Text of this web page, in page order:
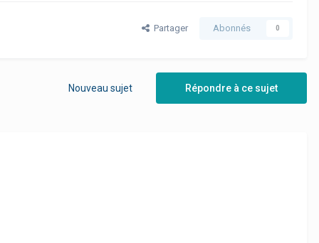
Partager Abonnés 0
Répondre à ce sujet
Nouveau sujet